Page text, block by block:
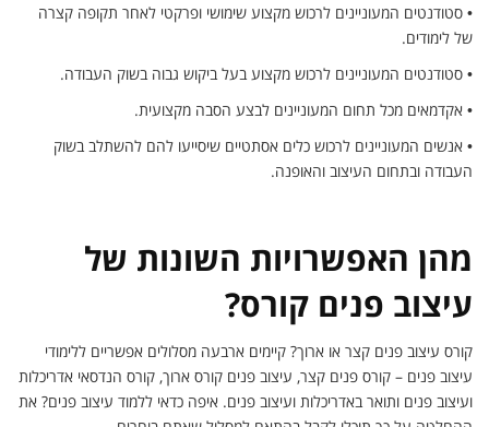
• סטודנטים המעוניינים לרכוש מקצוע שימושי ופרקטי לאחר תקופה קצרה
של לימודים.
• סטודנטים המעוניינים לרכוש מקצוע בעל ביקוש גבוה בשוק העבודה.
• אקדמאים מכל תחום המעוניינים לבצע הסבה מקצועית.
• אנשים המעוניינים לרכוש כלים אסתטיים שיסייעו להם להשתלב בשוק
העבודה ובתחום העיצוב והאופנה.
מהן האפשרויות השונות של
עיצוב פנים קורס?
קורס עיצוב פנים קצר או ארוך? קיימים ארבעה מסלולים אפשריים ללימודי
עיצוב פנים – קורס פנים קצר, עיצוב פנים קורס ארוך, קורס הנדסאי אדריכלות
ועיצוב פנים ותואר באדריכלות ועיצוב פנים. איפה כדאי ללמוד עיצוב פנים? את